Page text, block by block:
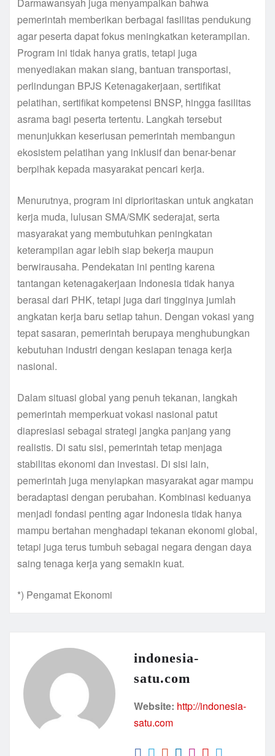
pemerintah memberikan berbagai fasilitas pendukung
agar peserta dapat fokus meningkatkan keterampilan.
Program ini tidak hanya gratis, tetapi juga
menyediakan makan siang, bantuan transportasi,
perlindungan BPJS Ketenagakerjaan, sertifikat
pelatihan, sertifikat kompetensi BNSP, hingga fasilitas
asrama bagi peserta tertentu. Langkah tersebut
menunjukkan keseriusan pemerintah membangun
ekosistem pelatihan yang inklusif dan benar-benar
berpihak kepada masyarakat pencari kerja.
Menurutnya, program ini diprioritaskan untuk angkatan
kerja muda, lulusan SMA/SMK sederajat, serta
masyarakat yang membutuhkan peningkatan
keterampilan agar lebih siap bekerja maupun
berwirausaha. Pendekatan ini penting karena
tantangan ketenagakerjaan Indonesia tidak hanya
berasal dari PHK, tetapi juga dari tingginya jumlah
angkatan kerja baru setiap tahun. Dengan vokasi yang
tepat sasaran, pemerintah berupaya menghubungkan
kebutuhan industri dengan kesiapan tenaga kerja
nasional.
Dalam situasi global yang penuh tekanan, langkah
pemerintah memperkuat vokasi nasional patut
diapresiasi sebagai strategi jangka panjang yang
realistis. Di satu sisi, pemerintah tetap menjaga
stabilitas ekonomi dan investasi. Di sisi lain,
pemerintah juga menyiapkan masyarakat agar mampu
beradaptasi dengan perubahan. Kombinasi keduanya
menjadi fondasi penting agar Indonesia tidak hanya
mampu bertahan menghadapi tekanan ekonomi global,
tetapi juga terus tumbuh sebagai negara dengan daya
saing tenaga kerja yang semakin kuat.
*) Pengamat Ekonomi
indonesia-
satu.com
Website: http://indonesia-
satu.com